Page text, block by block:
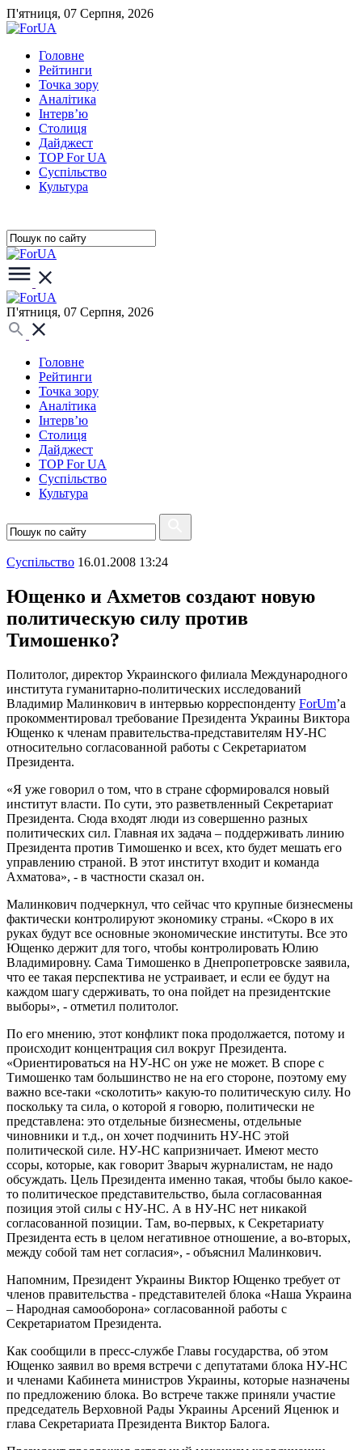
П'ятниця, 07 Серпня, 2026
Головне
Рейтинги
Точка зору
Аналітика
Інтерв’ю
Столиця
Дайджест
TOP For UA
Суспiльство
Культура
П'ятниця, 07 Серпня, 2026
Головне
Рейтинги
Точка зору
Аналітика
Інтерв’ю
Столиця
Дайджест
TOP For UA
Суспiльство
Культура
Суспiльство 16.01.2008 13:24
Ющенко и Ахметов создают новую
политическую силу против
Тимошенко?
Политолог, директор Украинского филиала Международного
института гуманитарно-политических исследований
Владимир Малинкович в интервью корреспонденту ForUm’a
прокомментировал требование Президента Украины Виктора
Ющенко к членам правительства-представителям НУ-НС
относительно согласованной работы с Секретариатом
Президента.
«Я уже говорил о том, что в стране сформировался новый
институт власти. По сути, это разветвленный Секретариат
Президента. Сюда входят люди из совершенно разных
политических сил. Главная их задача – поддерживать линию
Президента против Тимошенко и всех, кто будет мешать его
управлению страной. В этот институт входит и команда
Ахматова», - в частности сказал он.
Малинкович подчеркнул, что сейчас что крупные бизнесмены
фактически контролируют экономику страны. «Скоро в их
руках будут все основные экономические институты. Все это
Ющенко держит для того, чтобы контролировать Юлию
Владимировну. Сама Тимошенко в Днепропетровске заявила,
что ее такая перспектива не устраивает, и если ее будут на
каждом шагу сдерживать, то она пойдет на президентские
выборы», - отметил политолог.
По его мнению, этот конфликт пока продолжается, потому и
происходит концентрация сил вокруг Президента.
«Ориентироваться на НУ-НС он уже не может. В споре с
Тимошенко там большинство не на его стороне, поэтому ему
важно все-таки «сколотить» какую-то политическую силу. Но
поскольку та сила, о которой я говорю, политически не
представлена: это отдельные бизнесмены, отдельные
чиновники и т.д., он хочет подчинить НУ-НС этой
политической силе. НУ-НС капризничает. Имеют место
ссоры, которые, как говорит Зварыч журналистам, не надо
обсуждать. Цель Президента именно такая, чтобы было какое-
то политическое представительство, была согласованная
позиция этой силы с НУ-НС. А в НУ-НС нет никакой
согласованной позиции. Там, во-первых, к Секретариату
Президента есть в целом негативное отношение, а во-вторых,
между собой там нет согласия», - объяснил Малинкович.
Напомним, Президент Украины Виктор Ющенко требует от
членов правительства - представителей блока «Наша Украина
– Народная самооборона» согласованной работы с
Секретариатом Президента.
Как сообщили в пресс-службе Главы государства, об этом
Ющенко заявил во время встречи с депутатами блока НУ-НС
и членами Кабинета министров Украины, которые назначены
по предложению блока. Во встрече также приняли участие
председатель Верховной Рады Украины Арсений Яценюк и
глава Секретариата Президента Виктор Балога.